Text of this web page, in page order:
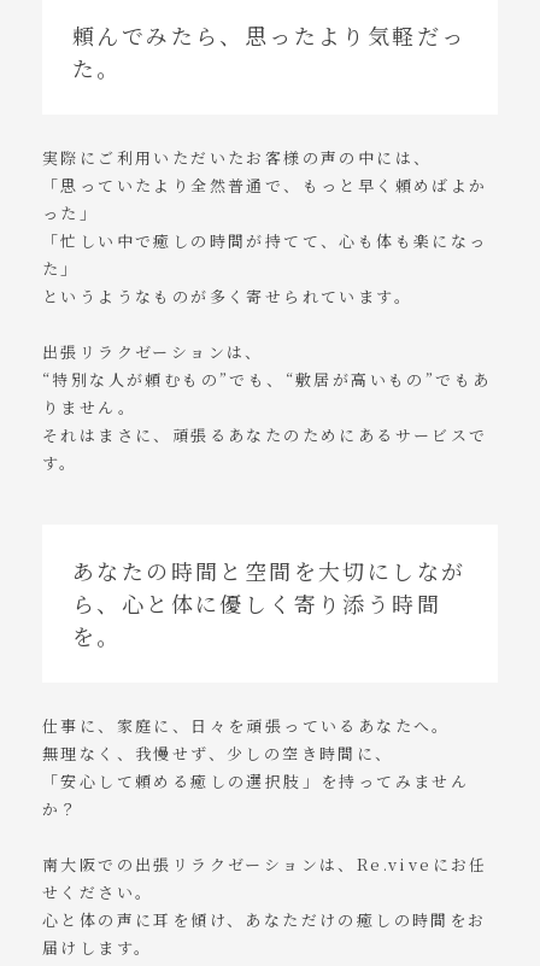
頼んでみたら、思ったより気軽だっ
た。
実際にご利用いただいたお客様の声の中には、
「思っていたより全然普通で、もっと早く頼めばよか
った」
「忙しい中で癒しの時間が持てて、心も体も楽になっ
た」
というようなものが多く寄せられています。
出張リラクゼーションは、
“特別な人が頼むもの”でも、“敷居が高いもの”でもあ
りません。
それはまさに、頑張るあなたのためにあるサービスで
す。
あなたの時間と空間を大切にしなが
ら、心と体に優しく寄り添う時間
を。
仕事に、家庭に、日々を頑張っているあなたへ。
無理なく、我慢せず、少しの空き時間に、
「安心して頼める癒しの選択肢」を持ってみません
か？
南大阪での出張リラクゼーションは、Re.viveにお任
せください。
心と体の声に耳を傾け、あなただけの癒しの時間をお
届けします。